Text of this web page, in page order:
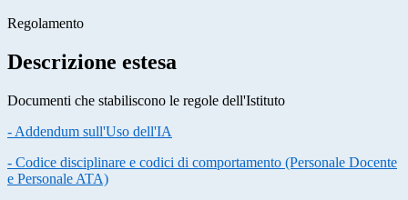
Regolamento
Descrizione estesa
Documenti che stabiliscono le regole dell'Istituto
- Addendum sull'Uso dell'IA
- Codice disciplinare e codici di comportamento (Personale Docente
e Personale ATA)